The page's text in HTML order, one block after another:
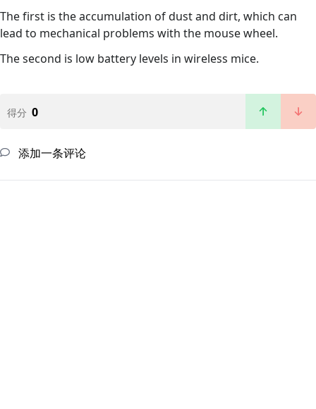
The first is the accumulation of dust and dirt, which can
lead to mechanical problems with the mouse wheel.
The second is low battery levels in wireless mice.
得分 0
添加一条评论